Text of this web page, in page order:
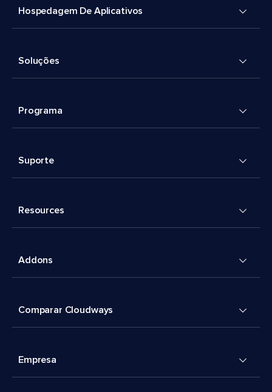
Hospedagem De Aplicativos
Soluções
Programa
Suporte
Resources
Addons
Comparar Cloudways
Empresa